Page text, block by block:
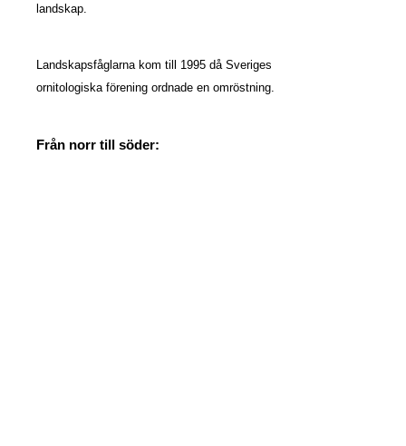
landskap.
Landskapsfåglarna kom till 1995 då Sveriges
ornitologiska förening ordnade en omröstning.
Från norr till söder: